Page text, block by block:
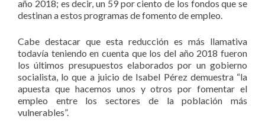
año 2018; es decir, un 59 por ciento de los fondos que se
destinan a estos programas de fomento de empleo.
Cabe destacar que esta reducción es más llamativa
todavía teniendo en cuenta que los del año 2018 fueron
los últimos presupuestos elaborados por un gobierno
socialista, lo que a juicio de Isabel Pérez demuestra “la
apuesta que hacemos unos y otros por fomentar el
empleo entre los sectores de la población más
vulnerables”.